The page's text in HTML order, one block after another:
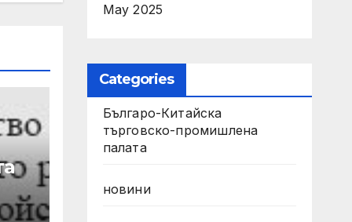
May 2025
Categories
Българо-Китайска
търговско-промишлена
палата
новини